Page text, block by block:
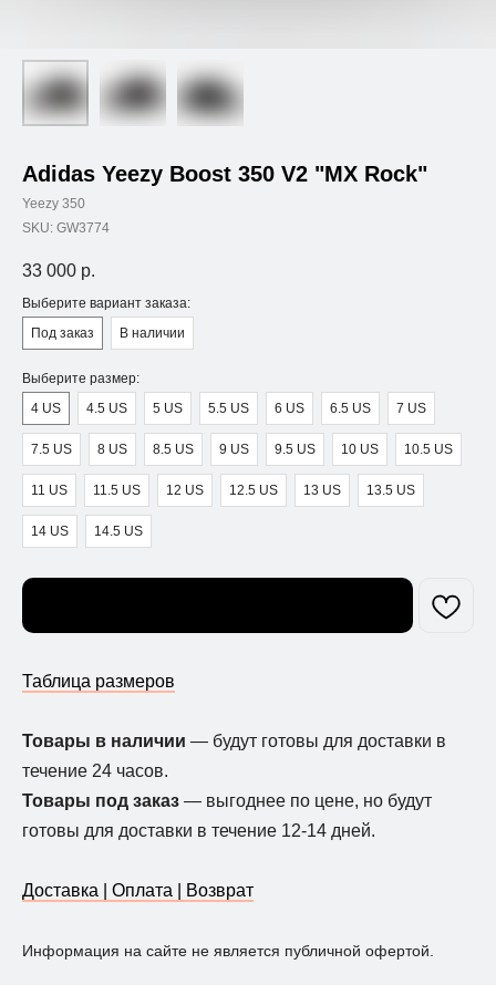
Adidas Yeezy Boost 350 V2 "MX Rock"
Yeezy 350
SKU: GW3774
33 000 р.
Выберите вариант заказа:
Под заказ
В наличии
Выберите размер:
4 US
4.5 US 5 US 5.5 US 6 US 6.5 US 7 US
7.5 US 8 US 8.5 US 9 US 9.5 US 10 US 10.5 US
11 US 11.5 US 12 US 12.5 US 13 US 13.5 US
14 US 14.5 US
Таблица размеров
Товары в наличии — будут готовы для доставки в
течение 24 часов.
Товары под заказ — выгоднее по цене, но будут
готовы для доставки в течение 12-14 дней.
Доставка | Оплата | Возврат
Информация на сайте не является публичной офертой.